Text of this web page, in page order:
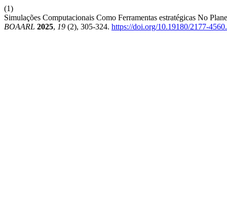
(1)
Simulações Computacionais Como Ferramentas estratégicas No
BOAARL 2025, 19 (2), 305-324. https://doi.org/10.19180/2177-